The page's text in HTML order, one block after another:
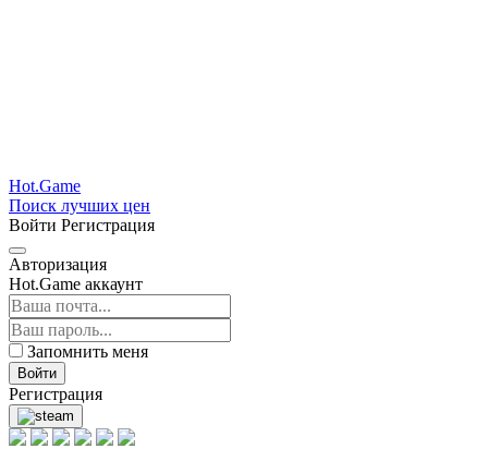
Hot.Game
Поиск лучших цен
Войти Регистрация
Авторизация
Hot.Game аккаунт
Запомнить меня
Войти
Регистрация